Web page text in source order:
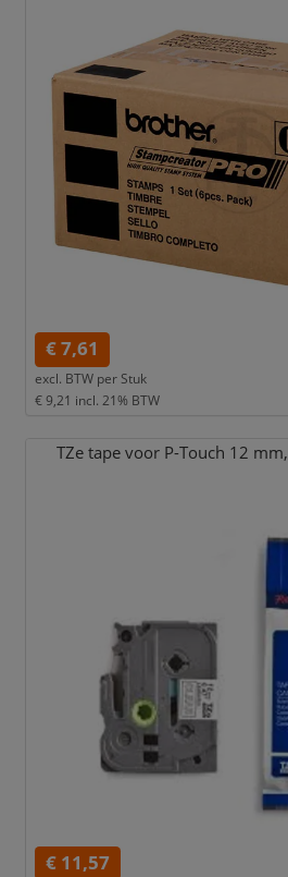
€ 7,61
excl. BTW per Stuk
€ 9,21 incl. 21% BTW
TZe tape voor P-Touch 12 mm,
€ 11,57